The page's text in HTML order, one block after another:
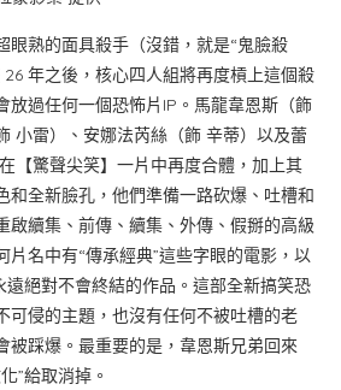
眼熟的面具殺手（沒錯，就是“鬼臉殺
年之後，核心四人組將再度槓上這個殺
放過任何一個恐怖片IP。馬龍韋恩斯（飾
小雷）、安娜法芮絲（飾 辛蒂）以及蕾
【驚聲尖笑】一片中再度合體，加上其
和全新臉孔，他們準備一路砍爆、吐槽和
啟續集、前傳、續集、外傳、假掰的高級
片名中有“傳承經典”這些字眼的電影，以
遠絕對不會終結的作品。這部全新搞笑恐
可侵的主題，也沒有任何不被吐槽的老
被踩爆。最重要的是，韋恩斯兄弟回來
”給取消掉。